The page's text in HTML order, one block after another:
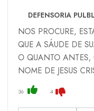
DEFENSORIA
NOS PROCURE,
QUE A SÁUDE DE
O QUANTO ANTES,
NOME DE JESUS
36 4